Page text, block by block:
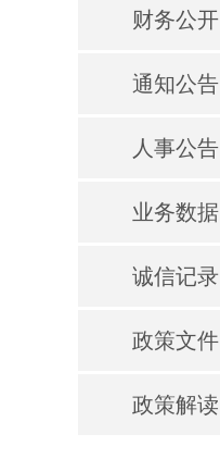
财务公开
通知公告
人事公告
业务数据
诚信记录
政策文件
政策解读